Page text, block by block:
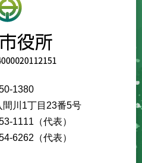
1380
川1丁目23番5号
1111（代表）
6262（代表）